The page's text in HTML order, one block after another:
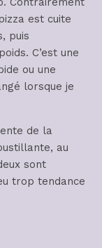
est cuite
puis
C’est une
ou une
lorsque je
de la
au
sont
trop tendance